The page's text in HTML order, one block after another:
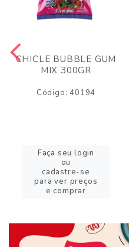
CHICLE BUBBLE GUM
MIX 300GR
Código: 40194
Faça seu login
ou
cadastre-se
para ver preços
e comprar